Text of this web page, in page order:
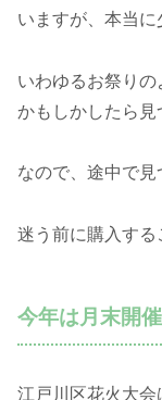
いますが、本当に
いわゆるお祭り
かもしかしたら見
なので、途中で見
迷う前に購入する
今年は月末開
江戸川区花火大会